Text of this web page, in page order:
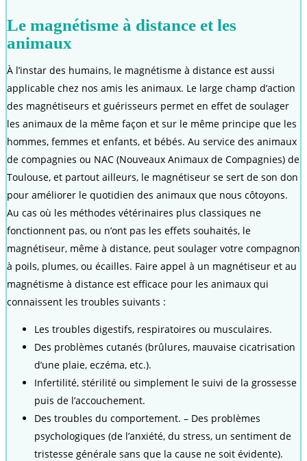
Le magnétisme à distance et les
animaux
À l’instar des humains, le magnétisme à distance est aussi
applicable chez nos amis les animaux. Le large champ d’action
des magnétiseurs et guérisseurs permet en effet de soulager
les animaux de la même façon et sur le même principe que les
hommes, femmes et enfants, et bébés. Au service des animaux
de compagnies ou NAC (Nouveaux Animaux de Compagnies) de
Toulouse, et partout ailleurs, le magnétiseur se sert de son don
pour améliorer le quotidien des animaux que nous côtoyons.
Au cas où les méthodes vétérinaires plus classiques ne
fonctionnent pas, ou n’ont pas les effets souhaités, le
magnétiseur, même à distance, peut soulager votre compagnon
à poils, plumes, ou écailles. Faire appel à un magnétiseur et au
magnétisme à distance est efficace pour les animaux qui
connaissent les troubles suivants :
Les troubles digestifs, respiratoires ou musculaires.
Des problèmes cutanés (brûlures, mauvaise cicatrisation
d’une plaie, eczéma, etc.).
Infertilité, stérilité ou simplement le suivi de la grossesse
puis de l’accouchement.
Des troubles du comportement. – Des problèmes
psychologiques (de l’anxiété, du stress, un sentiment de
tristesse générale sans que la cause ne soit évidente).